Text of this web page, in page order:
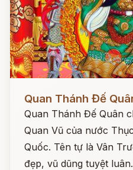
Quan Thánh Đế
Quan Thánh Đế Quân
Quan Vũ của nước
Quốc. Tên tự là Vân
đẹp, vũ dũng tuyệt luân.